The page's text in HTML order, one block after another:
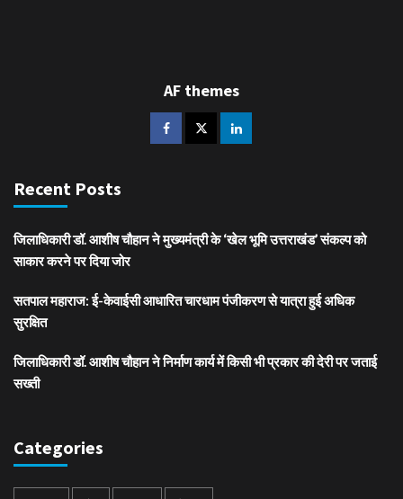
AF themes
Recent Posts
जिलाधिकारी डॉ. आशीष चौहान ने मुख्यमंत्री के ‘खेल भूमि उत्तराखंड’ संकल्प को
साकार करने पर दिया जोर
सतपाल महाराज: ई-केवाईसी आधारित चारधाम पंजीकरण से यात्रा हुई अधिक
सुरक्षित
जिलाधिकारी डॉ. आशीष चौहान ने निर्माण कार्य में किसी भी प्रकार की देरी पर जताई
सख्ती
Categories